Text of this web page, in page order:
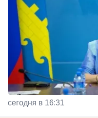
сегодня в 16:31